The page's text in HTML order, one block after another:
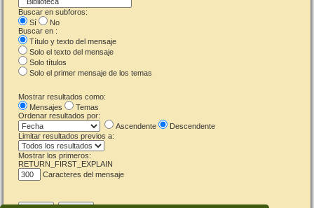
Buscar en subforos:
Sí
No
Buscar en :
Título y texto del mensaje
Solo el texto del mensaje
Solo títulos
Solo el primer mensaje de los temas
Mostrar resultados como:
Mensajes
Temas
Ordenar resultados por:
Ascendente
Descendente
Limitar resultados previos a:
Mostrar los primeros:
RETURN_FIRST_EXPLAIN
Caracteres del mensaje